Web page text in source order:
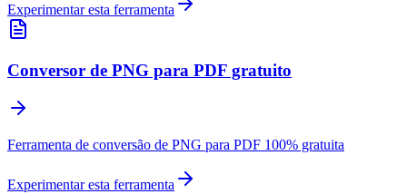
Experimentar esta ferramenta
Conversor de PNG para PDF gratuito
Ferramenta de conversão de PNG para PDF 100% gratuita
Experimentar esta ferramenta